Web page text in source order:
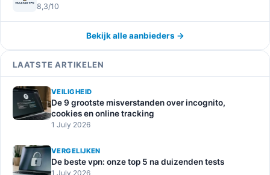
8,3/10
Bekijk alle aanbieders →
LAATSTE ARTIKELEN
VEILIGHEID
De 9 grootste misverstanden over incognito,
cookies en online tracking
1 July 2026
VERGELIJKEN
De beste vpn: onze top 5 na duizenden tests
1 July 2026